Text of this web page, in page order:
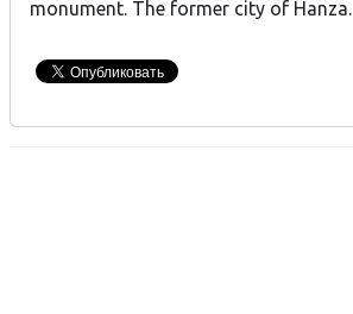
monument. The former city of Hanza.